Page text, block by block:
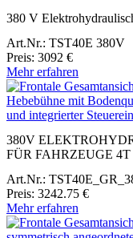
380 V
Art.Nr.: TST40E 380V
Preis: 3092 €
Mehr erfahren
380V
FÜR FAHRZEUGE 4T
Art.Nr.:
Preis: 3242.75 €
Mehr erfahren